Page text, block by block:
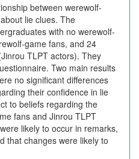
between werewolf-
lie clues. The
with no werewolf-
game fans, and 24
TLPT actors). They
Two main results
no significant differences
their confidence in lie
to beliefs regarding the
fans and Jinrou TLPT
likely to occur in remarks,
that changes were likely to